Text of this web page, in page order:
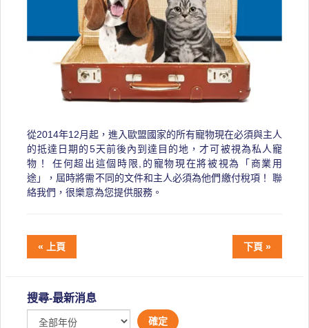
從2014年12月起，進入歐盟國家的所有寵物現在必須與主人
的抵達日期的5天前後內到達目的地，才可被視為私人寵
物！ 任何超出這個時限,的寵物現在將被視為「商業用
途」，屆時將需不同的文件和主人必須為他們繳付稅項！ 聯
絡我們，很樂意為您提供服務。
« 上頁 下頁 »
搜尋-最新消息
確定